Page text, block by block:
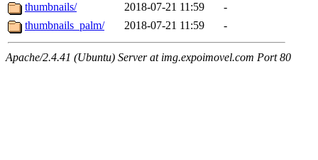
thumbnails/
2018-07-21 11:59
-
thumbnails_palm/
2018-07-21 11:59 -
Apache/2.4.41 (Ubuntu) Server at img.expoimovel.com Port 80